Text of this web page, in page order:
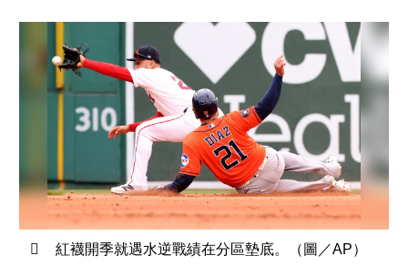
紅襪開季就遇水逆戰績在分區墊底。（圖／AP）